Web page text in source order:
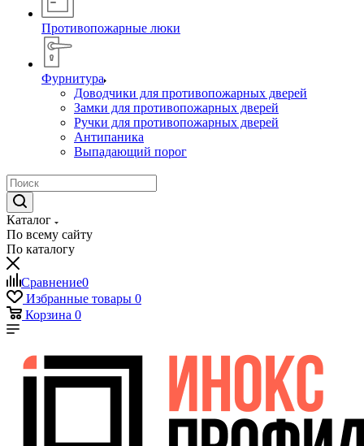
Противопожарные люки
Фурнитура
Доводчики для противопожарных дверей
Замки для противопожарных дверей
Ручки для противопожарных дверей
Антипаника
Выпадающий порог
Каталог
По всему сайту
По каталогу
Сравнение0
Избранные товары 0
Корзина 0